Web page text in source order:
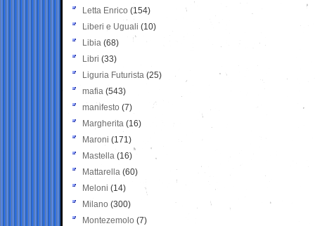
Letta Enrico (154)
Liberi e Uguali (10)
Libia (68)
Libri (33)
Liguria Futurista (25)
mafia (543)
manifesto (7)
Margherita (16)
Maroni (171)
Mastella (16)
Mattarella (60)
Meloni (14)
Milano (300)
Montezemolo (7)